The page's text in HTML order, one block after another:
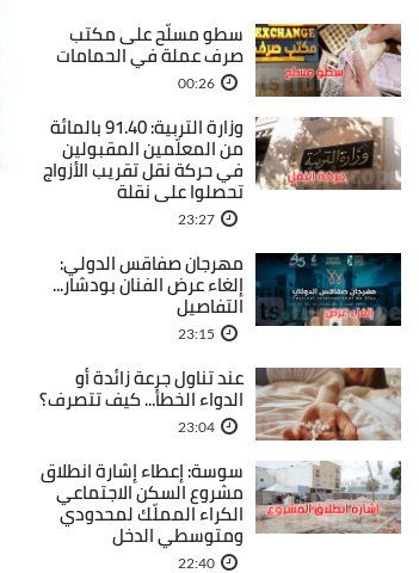
سطو مسلّح على مكتب
صرف عملة في الحمامات
00:26
وزارة التربية: 91.40 بالمائة
من المعلّمين المقبولين
في حركة نقل تقريب الأزواج
تحصلوا على نقلة
23:27
مهرجان صفاقس الدولي:
إلغاء عرض الفنان بودشار...
التفاصيل
23:15
عند تناول جرعة زائدة أو
الدواء الخطأ... كيف تتصرف؟
23:04
سوسة: إعطاء إشارة انطلاق
مشروع السكن الاجتماعي
الكراء المملّك لمحدودي
ومتوسطي الدخل
22:40